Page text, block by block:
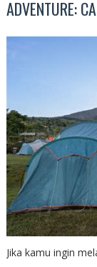
ADVENTURE:
Jika kamu ingin